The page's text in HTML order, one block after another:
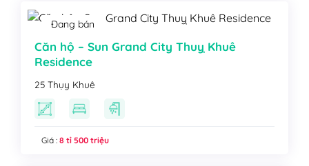
Đang bán
Căn hộ – Sun Grand City Thuỵ Khuê
Residence
25 Thụy Khuê
Giá : 8 tỉ 500 triệu